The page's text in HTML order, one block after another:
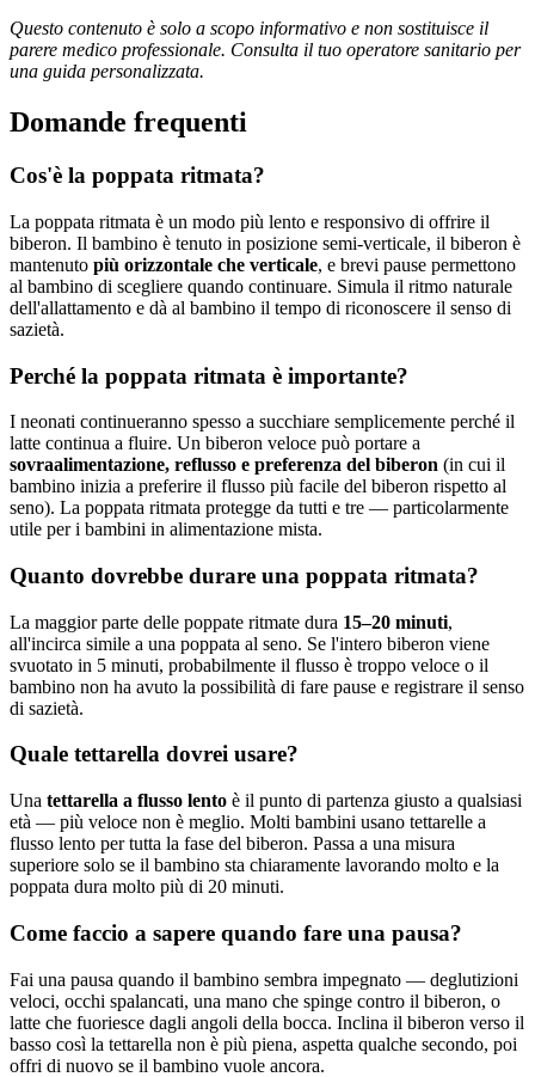
Questo contenuto è solo a scopo informativo e non sostituisce il
parere medico professionale. Consulta il tuo operatore sanitario per
una guida personalizzata.
Domande frequenti
Cos'è la poppata ritmata?
La poppata ritmata è un modo più lento e responsivo di offrire il
biberon. Il bambino è tenuto in posizione semi-verticale, il biberon è
mantenuto più orizzontale che verticale, e brevi pause permettono
al bambino di scegliere quando continuare. Simula il ritmo naturale
dell'allattamento e dà al bambino il tempo di riconoscere il senso di
sazietà.
Perché la poppata ritmata è importante?
I neonati continueranno spesso a succhiare semplicemente perché il
latte continua a fluire. Un biberon veloce può portare a
sovraalimentazione, reflusso e preferenza del biberon (in cui il
bambino inizia a preferire il flusso più facile del biberon rispetto al
seno). La poppata ritmata protegge da tutti e tre — particolarmente
utile per i bambini in alimentazione mista.
Quanto dovrebbe durare una poppata ritmata?
La maggior parte delle poppate ritmate dura 15–20 minuti,
all'incirca simile a una poppata al seno. Se l'intero biberon viene
svuotato in 5 minuti, probabilmente il flusso è troppo veloce o il
bambino non ha avuto la possibilità di fare pause e registrare il senso
di sazietà.
Quale tettarella dovrei usare?
Una tettarella a flusso lento è il punto di partenza giusto a qualsiasi
età — più veloce non è meglio. Molti bambini usano tettarelle a
flusso lento per tutta la fase del biberon. Passa a una misura
superiore solo se il bambino sta chiaramente lavorando molto e la
poppata dura molto più di 20 minuti.
Come faccio a sapere quando fare una pausa?
Fai una pausa quando il bambino sembra impegnato — deglutizioni
veloci, occhi spalancati, una mano che spinge contro il biberon, o
latte che fuoriesce dagli angoli della bocca. Inclina il biberon verso il
basso così la tettarella non è più piena, aspetta qualche secondo, poi
offri di nuovo se il bambino vuole ancora.